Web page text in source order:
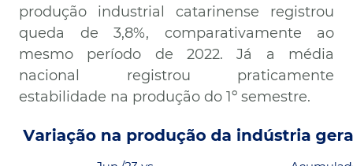
produção industrial catarinense registrou
queda de 3,8%, comparativamente ao
mesmo período de 2022. Já a média
nacional registrou praticamente
estabilidade na produção do 1º semestre.